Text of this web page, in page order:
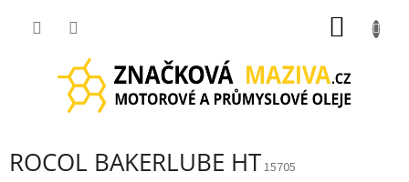
ROCOL BAKERLUBE HT15705